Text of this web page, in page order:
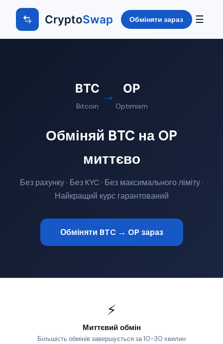
CryptoSwap Обміняти зараз ☰
BTC
Bitcoin
→ OP
Optimism
Обміняй BTC на OP
миттєво
Без рахунку · Без KYC · Без максимального ліміту ·
Найкращий курс гарантований
Обміняти BTC → OP зараз
⚡
Миттєвий обмін
Більшість обмінів завершується за 10-30 хвилин